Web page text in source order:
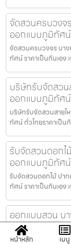
จัดสวนครบวงจ
ออกแบบภูมิทัศ
จัดสวนครบวงจร บา
ทัศน์ ราคาเป็นกันเอ
บริษัทรับจัดสว
ออกแบบภูมิทัศ
บริษัทรับจัดสวนสาย
ทัศน์ ทั่วไทยราคาเป็
รับจัดสวนดอกไ
ออกแบบภูมิทัศ
รับจัดสวนดอกไม้ ปา
ทัศน์ ราคาเป็นกันเอ
ออกแบบสวน บ
ออกแบบภูมิทัศ
ออกแบบสวน บางกร
หน้าหลัก เมนู